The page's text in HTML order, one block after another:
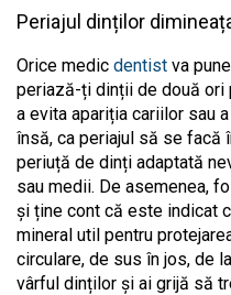
Periajul dinților
Orice medic dentist va
periază-ți dinții de două ori
a evita apariția cariilor sau
însă, ca periajul să se facă
periuță de dinți adaptată
sau medii. De asemenea,
și ține cont că este indicat
mineral util pentru
circulare, de sus în jos, de
vârful dinților și ai grijă să